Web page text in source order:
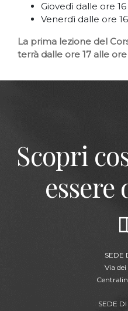
Giovedì dalle ore
Venerdì dalle ore
La prima lezione del
terrà dalle ore 17 alle ore
Scopri
essere
SEDE
Via dei
SEDE